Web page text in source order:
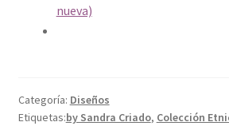
nueva)
Categoría: Diseños
Etiquetas:by Sandra Criado, Colección